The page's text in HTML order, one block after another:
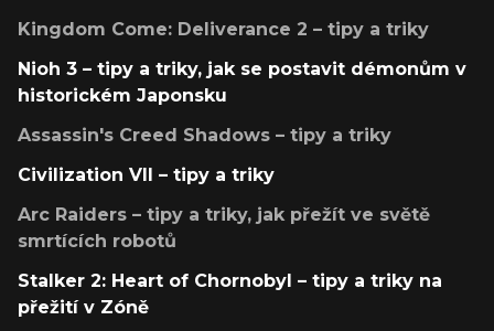
Kingdom Come: Deliverance 2 – tipy a triky
Nioh 3 – tipy a triky, jak se postavit démonům v
historickém Japonsku
Assassin's Creed Shadows – tipy a triky
Civilization VII – tipy a triky
Arc Raiders – tipy a triky, jak přežít ve světě
smrtících robotů
Stalker 2: Heart of Chornobyl – tipy a triky na
přežití v Zóně